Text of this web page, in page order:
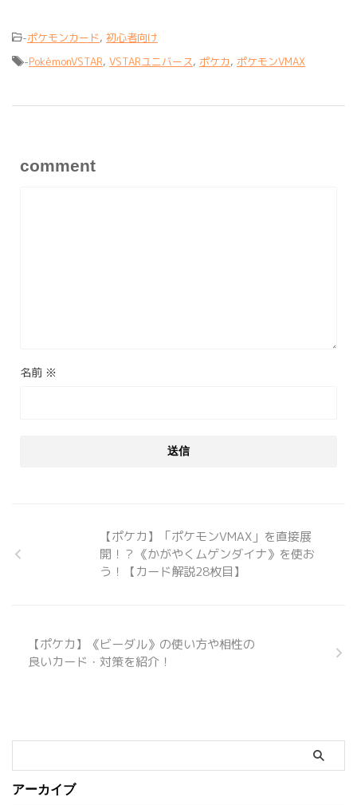
-ポケモンカード, 初心者向け
-PokémonVSTAR, VSTARユニバース, ポケカ, ポケモンVMAX
comment
名前 ※
【ポケカ】「ポケモンVMAX」を直接展
開！？《かがやくムゲンダイナ》を使お
う！【カード解説28枚目】
【ポケカ】《ビーダル》の使い方や相性の
良いカード・対策を紹介！
アーカイブ